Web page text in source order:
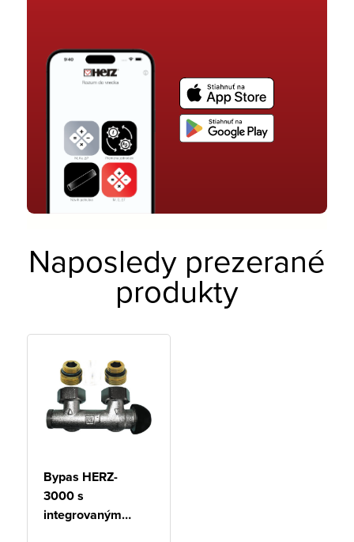
Naposledy prezerané
produkty
Bypas HERZ-
3000 s
integrovaným